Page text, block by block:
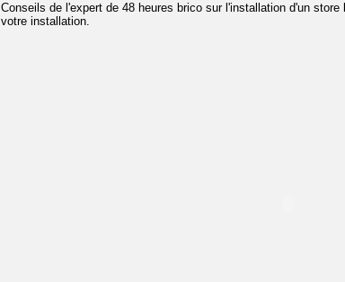
Conseils de l'expert de 48 heures brico sur l'installation d'un
votre installation.